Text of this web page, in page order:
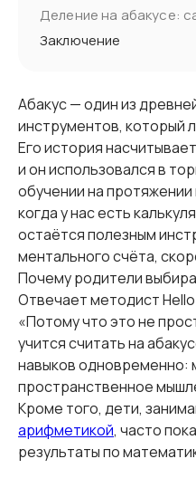
Деление на абакусе:
Заключение
Абакус — один из
инструментов, который
Его история
и он использовался в
обучении на
когда у нас есть
остаётся полезным
ментального счёта,
Почему родители
Отвечает методист
«Потому что это не
учится считать на
навыков одновременно:
пространственное
Кроме того, дети,
арифметикой, часто
результаты по